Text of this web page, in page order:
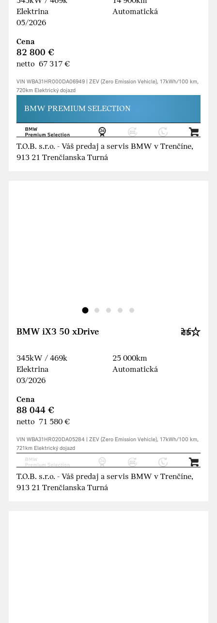
Elektrina
05/2026
Automatická
Cena
82 800 €
netto 67 317 €
VIN WBA31HR000DA06949 | ZEV (Zero Emission Vehicle), 17kWh/100 km,
720km Elektrický dojazd
BMW PREMIUM SELECTION
T.O.B. s.r.o. - Váš predaj a servis BMW v Trenčíne,
913 21 Trenčianska Turná
BMW iX3 50 xDrive
345kW / 469k
Elektrina
03/2026
25 000km
Automatická
Cena
88 044 €
netto 71 580 €
VIN WBA31HR020DA05284 | ZEV (Zero Emission Vehicle), 17kWh/100 km,
721km Elektrický dojazd
T.O.B. s.r.o. - Váš predaj a servis BMW v Trenčíne,
913 21 Trenčianska Turná